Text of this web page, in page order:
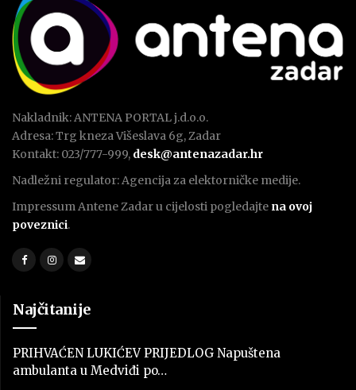
Nakladnik: ANTENA PORTAL j.d.o.o.
Adresa: Trg kneza Višeslava 6g, Zadar
Kontakt: 023/777-999, desk@antenazadar.hr
Nadležni regulator: Agencija za elektorničke medije.
Impressum Antene Zadar u cijelosti pogledajte na ovoj
poveznici.
Najčitanije
PRIHVAĆEN LUKIĆEV PRIJEDLOG Napuštena
ambulanta u Medviđi po…